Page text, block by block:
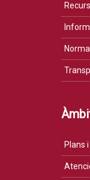
Plans